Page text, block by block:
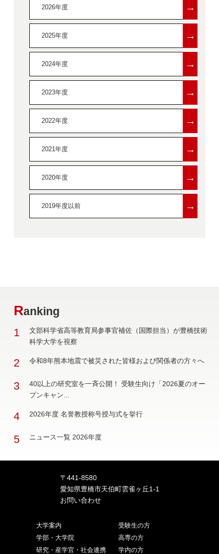
2026年度 →
2025年度 →
2024年度 →
2023年度 →
2022年度 →
2021年度 →
2020年度 →
2019年度以前 →
Ranking
1
文部科学省高等教育局参事官補佐（国際担当）が豊橋技術
科学大学を視察
2 令和8年熊本地震で被災された皆様および関係者の方々へ
3
40以上の研究室を一斉公開！ 受験生向け「2026夏のオー
プンキャン...
4 2026年度 名誉教授称号授与式を挙行
5 ニュース一覧 2026年度
〒441-8580
愛知県豊橋市天伯町雲雀ヶ丘1-1
お問い合わせ
大学案内
学部・大学院
研究・産学官・社会連携
受験生の方
高専の方
学内の方